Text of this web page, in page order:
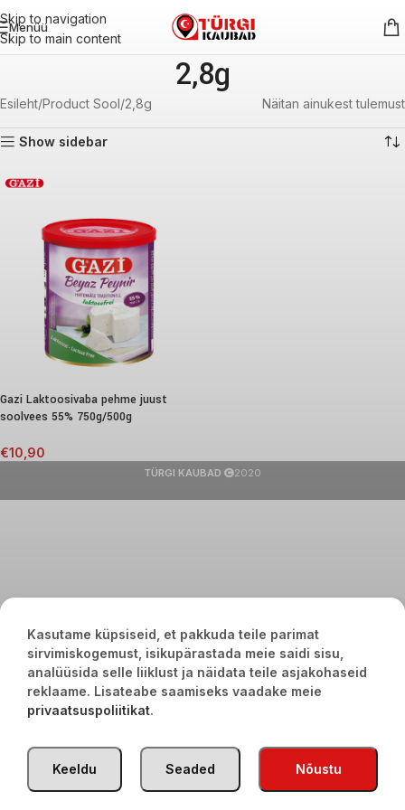
Skip to navigation
Skip to main content
Menüü
2,8g
Esileht Product Sool 2,8g Näitan ainukest tulemust
Show sidebar
Gazi Laktoosivaba pehme juust
soolvees 55% 750g/500g
€10,90
TÜRGI KAUBAD 2020
Kasutame küpsiseid, et pakkuda teile parimat
sirvimiskogemust, isikupärastada meie saidi sisu,
analüüsida selle liiklust ja näidata teile asjakohaseid
reklaame. Lisateabe saamiseks vaadake meie
privaatsuspoliitikat.
Nõustu
Seaded
Keeldu